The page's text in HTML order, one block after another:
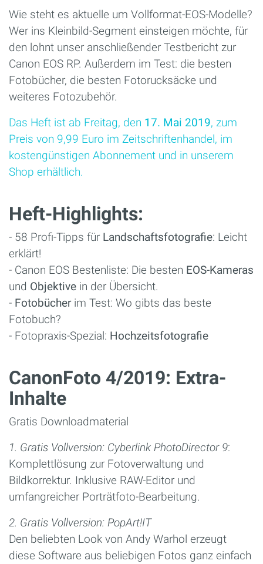
Wie steht es aktuelle um Vollformat-EOS-Modelle?
Wer ins Kleinbild-Segment einsteigen möchte, für
den lohnt unser anschließender Testbericht zur
Canon EOS RP. Außerdem im Test: die besten
Fotobücher, die besten Fotorucksäcke und
weiteres Fotozubehör.
Das Heft ist ab Freitag, den 17. Mai 2019, zum
Preis von 9,99 Euro im Zeitschriftenhandel, im
kostengünstigen Abonnement und in unserem
Shop erhältlich.
Heft-Highlights:
- 58 Profi-Tipps für Landschaftsfotografie: Leicht
erklärt!
- Canon EOS Bestenliste: Die besten EOS-Kameras
und Objektive in der Übersicht.
- Fotobücherim Test: Wo gibts das beste
Fotobuch?
- Fotopraxis-Spezial: Hochzeitsfotografie
CanonFoto 4/2019: Extra-
Inhalte
Gratis Downloadmaterial
1. Gratis Vollversion: Cyberlink PhotoDirector 9:
Komplettlösung zur Fotoverwaltung und
Bildkorrektur. Inklusive RAW-Editor und
umfangreicher Porträtfoto-Bearbeitung.
2. Gratis Vollversion: PopArt!IT
Den beliebten Look von Andy Warhol erzeugt
diese Software aus beliebigen Fotos ganz einfach